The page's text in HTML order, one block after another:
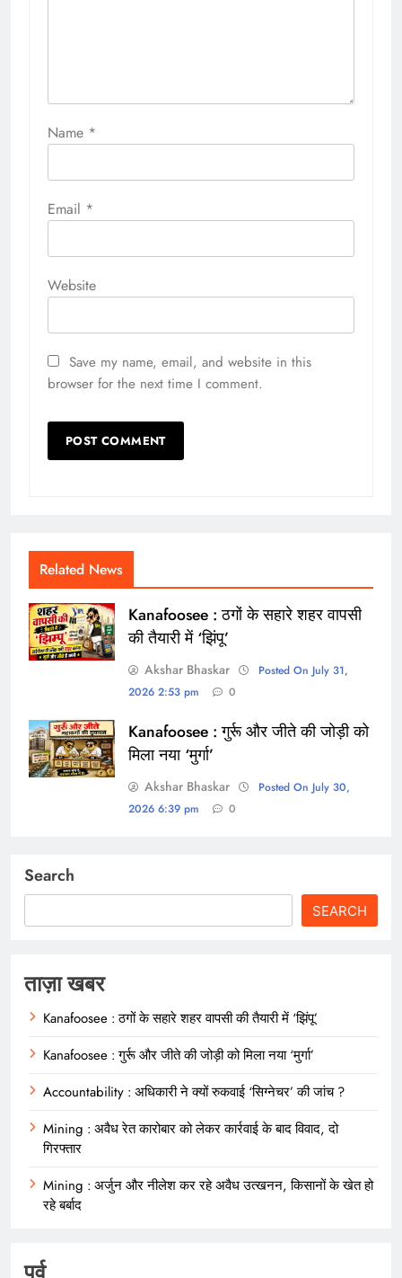
Name *
Email *
Website
Save my name, email, and website in this
browser for the next time I comment.
Related News
Kanafoosee : ठगों के सहारे शहर वापसी
की तैयारी में ‘झिंपू’
Akshar Bhaskar
Posted On July 31,
2026 2:53 pm
0
Kanafoosee : गुर्रू और जीते की जोड़ी को
मिला नया ‘मुर्गा’
Akshar Bhaskar
Posted On July 30,
2026 6:39 pm
0
Search
SEARCH
ताज़ा खबर
Kanafoosee : ठगों के सहारे शहर वापसी की तैयारी में ‘झिंपू’
Kanafoosee : गुर्रू और जीते की जोड़ी को मिला नया ‘मुर्गा’
Accountability : अधिकारी ने क्यों रुकवाई ‘सिग्नेचर’ की जांच ?
Mining : अवैध रेत कारोबार को लेकर कार्रवाई के बाद विवाद, दो
गिरफ्तार
Mining : अर्जुन और नीलेश कर रहे अवैध उत्खनन, किसानों के खेत हो
रहे बर्बाद